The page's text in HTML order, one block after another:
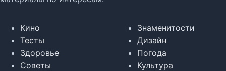
Кино
Тесты
Здоровье
Советы
Знаменитости
Дизайн
Погода
Культура